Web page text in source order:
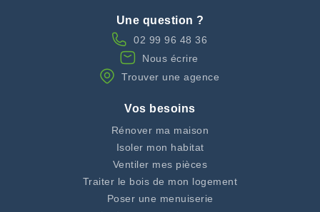
Une question ?
02 99 96 48 36
Nous écrire
Trouver une agence
Vos besoins
Rénover ma maison
Isoler mon habitat
Ventiler mes pièces
Traiter le bois de mon logement
Poser une menuiserie